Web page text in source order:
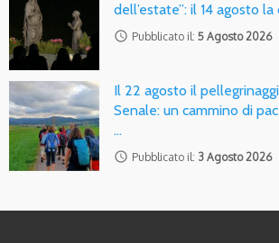
dell’estate”: il 14 agosto
access_time Pubblicato il: 5 Agosto 2026
Il 22 agosto il
Senale: un cammino di
…
access_time Pubblicato il: 3 Agosto 2026